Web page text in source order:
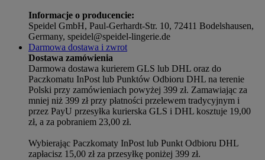
Informacje o producencie:
Speidel GmbH, Paul-Gerhardt-Str. 10, 72411 Bodelshausen,
Germany, speidel@speidel-lingerie.de
Darmowa dostawa i zwrot
Dostawa zamówienia
Darmowa dostawa kurierem GLS lub DHL oraz do
Paczkomatu InPost lub Punktów Odbioru DHL na terenie
Polski przy zamówieniach powyżej 399 zł. Zamawiając za
mniej niż 399 zł przy płatności przelewem tradycyjnym i
przez PayU przesyłka kurierska GLS i DHL kosztuje 19,00
zł, a za pobraniem 23,00 zł.
Wybierając Paczkomaty InPost lub Punkt Odbioru DHL
zapłacisz 15,00 zł za przesyłkę poniżej 399 zł.